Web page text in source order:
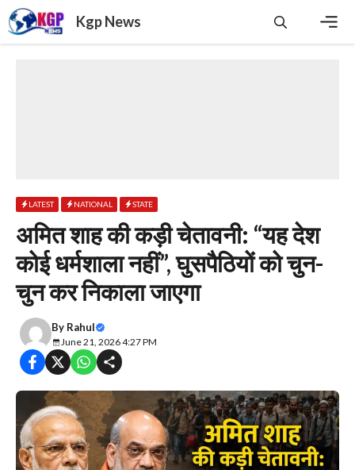
Skip
to
content
Kgp News
LATEST NATIONAL STATE
अमित शाह की कड़ी चेतावनी: “यह देश
कोई धर्मशाला नहीं”, घुसपैठियों को चुन-
चुन कर निकाला जाएगा
By Rahul
June 21, 2026 4:27 PM